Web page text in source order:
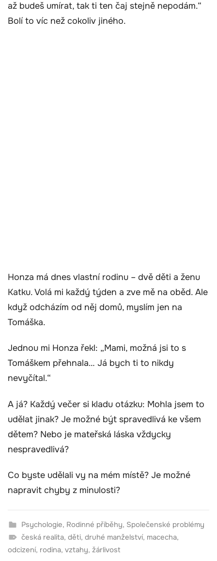
až budeš umírat, tak ti ten čaj stejně nepodám.“
Bolí to víc než cokoliv jiného.
Honza má dnes vlastní rodinu – dvě děti a ženu
Katku. Volá mi každý týden a zve mě na oběd. Ale
když odcházím od něj domů, myslím jen na
Tomáška.
Jednou mi Honza řekl: „Mami, možná jsi to s
Tomáškem přehnala… Já bych ti to nikdy
nevyčítal.“
A já? Každý večer si kladu otázku: Mohla jsem to
udělat jinak? Je možné být spravedlivá ke všem
dětem? Nebo je mateřská láska vždycky
nespravedlivá?
Co byste udělali vy na mém místě? Je možné
napravit chyby z minulosti?
Psychologie, Rodinné příběhy, Společenské problémy
česká realita, děti, druhé manželství, macecha,
odcizení, rodina, vztahy, žárlivost